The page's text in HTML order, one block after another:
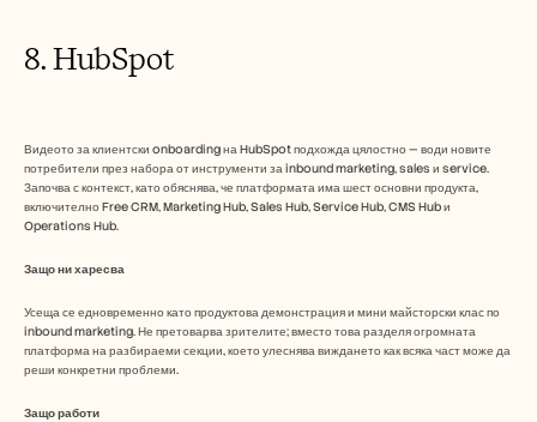
8. HubSpot
Видеото за клиентски onboarding на HubSpot подхожда цялостно — води новите
потребители през набора от инструменти за inbound marketing, sales и service.
Започва с контекст, като обяснява, че платформата има шест основни продукта,
включително Free CRM, Marketing Hub, Sales Hub, Service Hub, CMS Hub и
Operations Hub.
Защо ни харесва
Усеща се едновременно като продуктова демонстрация и мини майсторски клас по
inbound marketing. Не претоварва зрителите; вместо това разделя огромната
платформа на разбираеми секции, което улеснява виждането как всяка част може да
реши конкретни проблеми.
Защо работи